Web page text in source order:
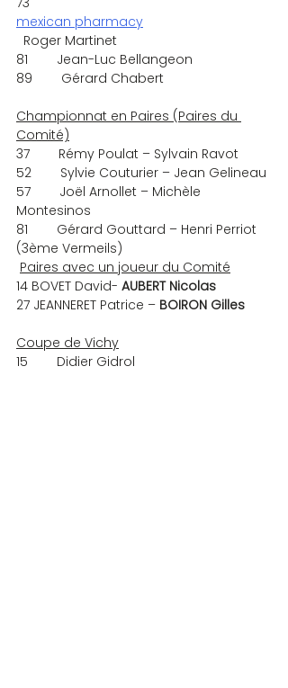
mexican pharmacy
  Roger Martinet
81        Jean-Luc Bellangeon
89        Gérard Chabert
Championnat en Paires (Paires du
Comité)
37        Rémy Poulat – Sylvain Ravot
52        Sylvie Couturier – Jean Gelineau
57        Joël Arnollet – Michèle
Montesinos
81        Gérard Gouttard – Henri Perriot
(3ème Vermeils)
Paires avec un joueur du Comité
14 BOVET David- AUBERT Nicolas
27 JEANNERET Patrice – BOIRON Gilles
Coupe de Vichy
15        Didier Gidrol